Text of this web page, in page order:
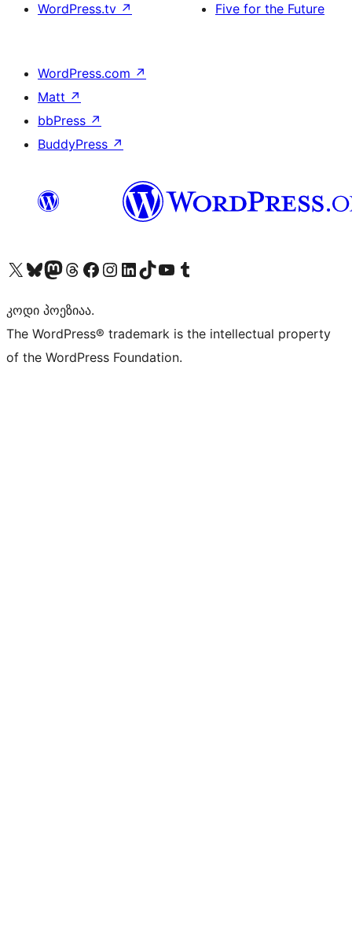
WordPress.tv ↗
Five for the Future
WordPress.com ↗
Matt ↗
bbPress ↗
BuddyPress ↗
Visit our X (formerly Twitter) account
Visit our Bluesky account
Visit our Mastodon account
Visit our Threads account
Visit our Facebook page
Visit our Instagram account
Visit our LinkedIn account
Visit our TikTok account
Visit our YouTube channel
Visit our Tumblr account
კოდი პოეზიაა.
The WordPress® trademark is the intellectual property
of the WordPress Foundation.